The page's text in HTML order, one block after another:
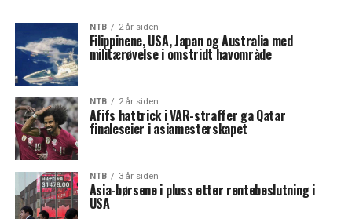
NTB 2 år siden
Filippinene, USA, Japan og Australia med
militærøvelse i omstridt havområde
NTB 2 år siden
Afifs hattrick i VAR-straffer ga Qatar
finaleseier i asiamesterskapet
NTB 3 år siden
Asia-børsene i pluss etter rentebeslutning i
USA